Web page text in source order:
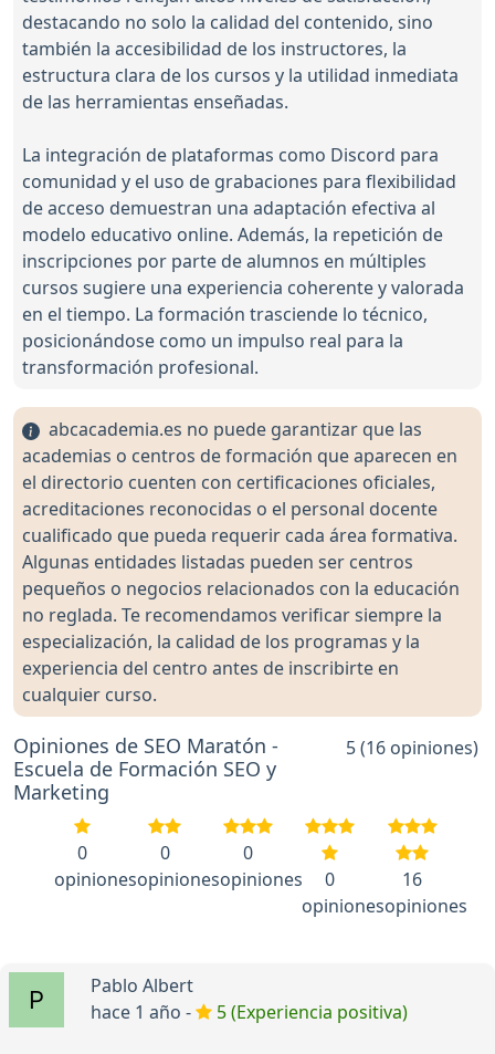
destacando no solo la calidad del contenido, sino
también la accesibilidad de los instructores, la
estructura clara de los cursos y la utilidad inmediata
de las herramientas enseñadas.
La integración de plataformas como Discord para
comunidad y el uso de grabaciones para flexibilidad
de acceso demuestran una adaptación efectiva al
modelo educativo online. Además, la repetición de
inscripciones por parte de alumnos en múltiples
cursos sugiere una experiencia coherente y valorada
en el tiempo. La formación trasciende lo técnico,
posicionándose como un impulso real para la
transformación profesional.
abcacademia.es no puede garantizar que las
academias o centros de formación que aparecen en
el directorio cuenten con certificaciones oficiales,
acreditaciones reconocidas o el personal docente
cualificado que pueda requerir cada área formativa.
Algunas entidades listadas pueden ser centros
pequeños o negocios relacionados con la educación
no reglada. Te recomendamos verificar siempre la
especialización, la calidad de los programas y la
experiencia del centro antes de inscribirte en
cualquier curso.
Opiniones de SEO Maratón -
Escuela de Formación SEO y
Marketing
5 (16 opiniones)
0
opiniones
0
opiniones
0
opiniones
0
opiniones
16
opiniones
Pablo Albert
hace 1 año -
5 (Experiencia positiva)